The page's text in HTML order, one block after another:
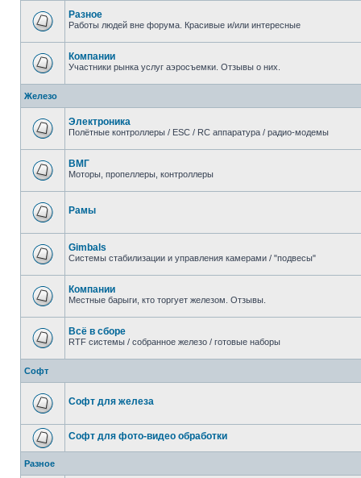
Гость|X|
20
Гость|X|- 22 янв 2025, 14:52
20
Гость|X|- 22 янв 2025, 14:52
20
Разное
Работы людей вне форума. Красивые и/или интересные
Компании
Участники рынка услуг аэросъемки. Отзывы о них.
Железо
Электроника
Полётные контроллеры / ESC / RC аппаратура / радио-модемы
ВМГ
Моторы, пропеллеры, контроллеры
Рамы
Gimbals
Системы стабилизации и управления камерами / "подвесы"
Компании
Местные барыги, кто торгует железом. Отзывы.
Всё в сборе
RTF системы / собранное железо / готовые наборы
Софт
Софт для железа
Софт для фото-видео обработки
Разное